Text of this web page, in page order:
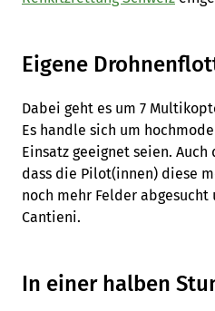
Eigene
Dabei geht es um 7
Es handle sich um
Einsatz geeignet seien.
dass die Pilot(innen) diese
noch mehr Felder
Cantieni.
In einer halben